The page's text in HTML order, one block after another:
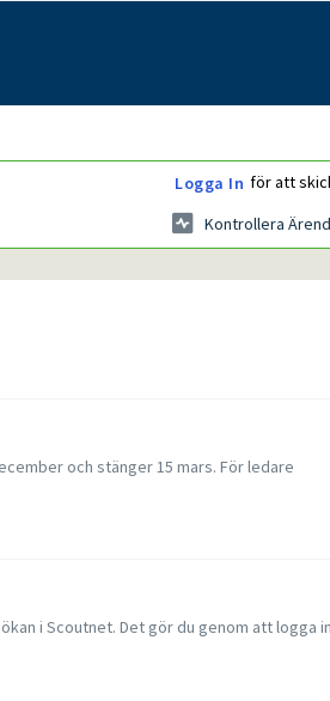
Logga In för att
Kontrollera
och stänger 15 mars. För ledare
i Scoutnet. Det gör du genom att logga